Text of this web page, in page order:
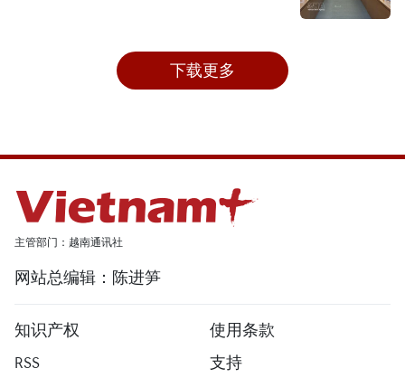
下载更多
主管部门：越南通讯社
网站总编辑：陈进笋
知识产权
使用条款
RSS
支持